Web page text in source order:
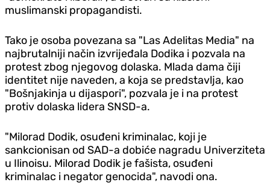
muslimanski propagandisti.
Tako je osoba povezana sa "Las Adelitas Media" na
najbrutalniji način izvrijeđala Dodika i pozvala na
protest zbog njegovog dolaska. Mlada dama čiji
identitet nije naveden, a koja se predstavlja, kao
"Bošnjakinja u dijaspori", pozvala je i na protest
protiv dolaska lidera SNSD-a.
"Milorad Dodik, osuđeni kriminalac, koji je
sankcionisan od SAD-a dobiće nagradu Univerziteta
u Ilinoisu. Milorad Dodik je fašista, osuđeni
kriminalac i negator genocida", navodi ona.